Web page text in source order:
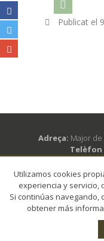
Publicat el
Adreça: Major de
Telèfon
Horari d’atenció:
també els
Utilizamos cookies
experiencia y servicio,
Si continúas navegando,
obtener más